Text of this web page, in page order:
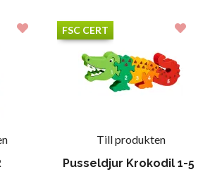
FSC CERT
Till produkten
Pusseldjur Krokodil 1-5